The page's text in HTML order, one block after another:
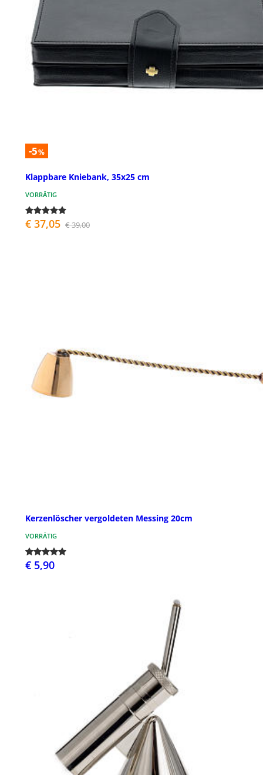
-5%
Klappbare Kniebank, 35x25 cm
VORRÄTIG
€ 37,05 € 39,00
Kerzenlöscher vergoldeten Messing 20cm
VORRÄTIG
€ 5,90